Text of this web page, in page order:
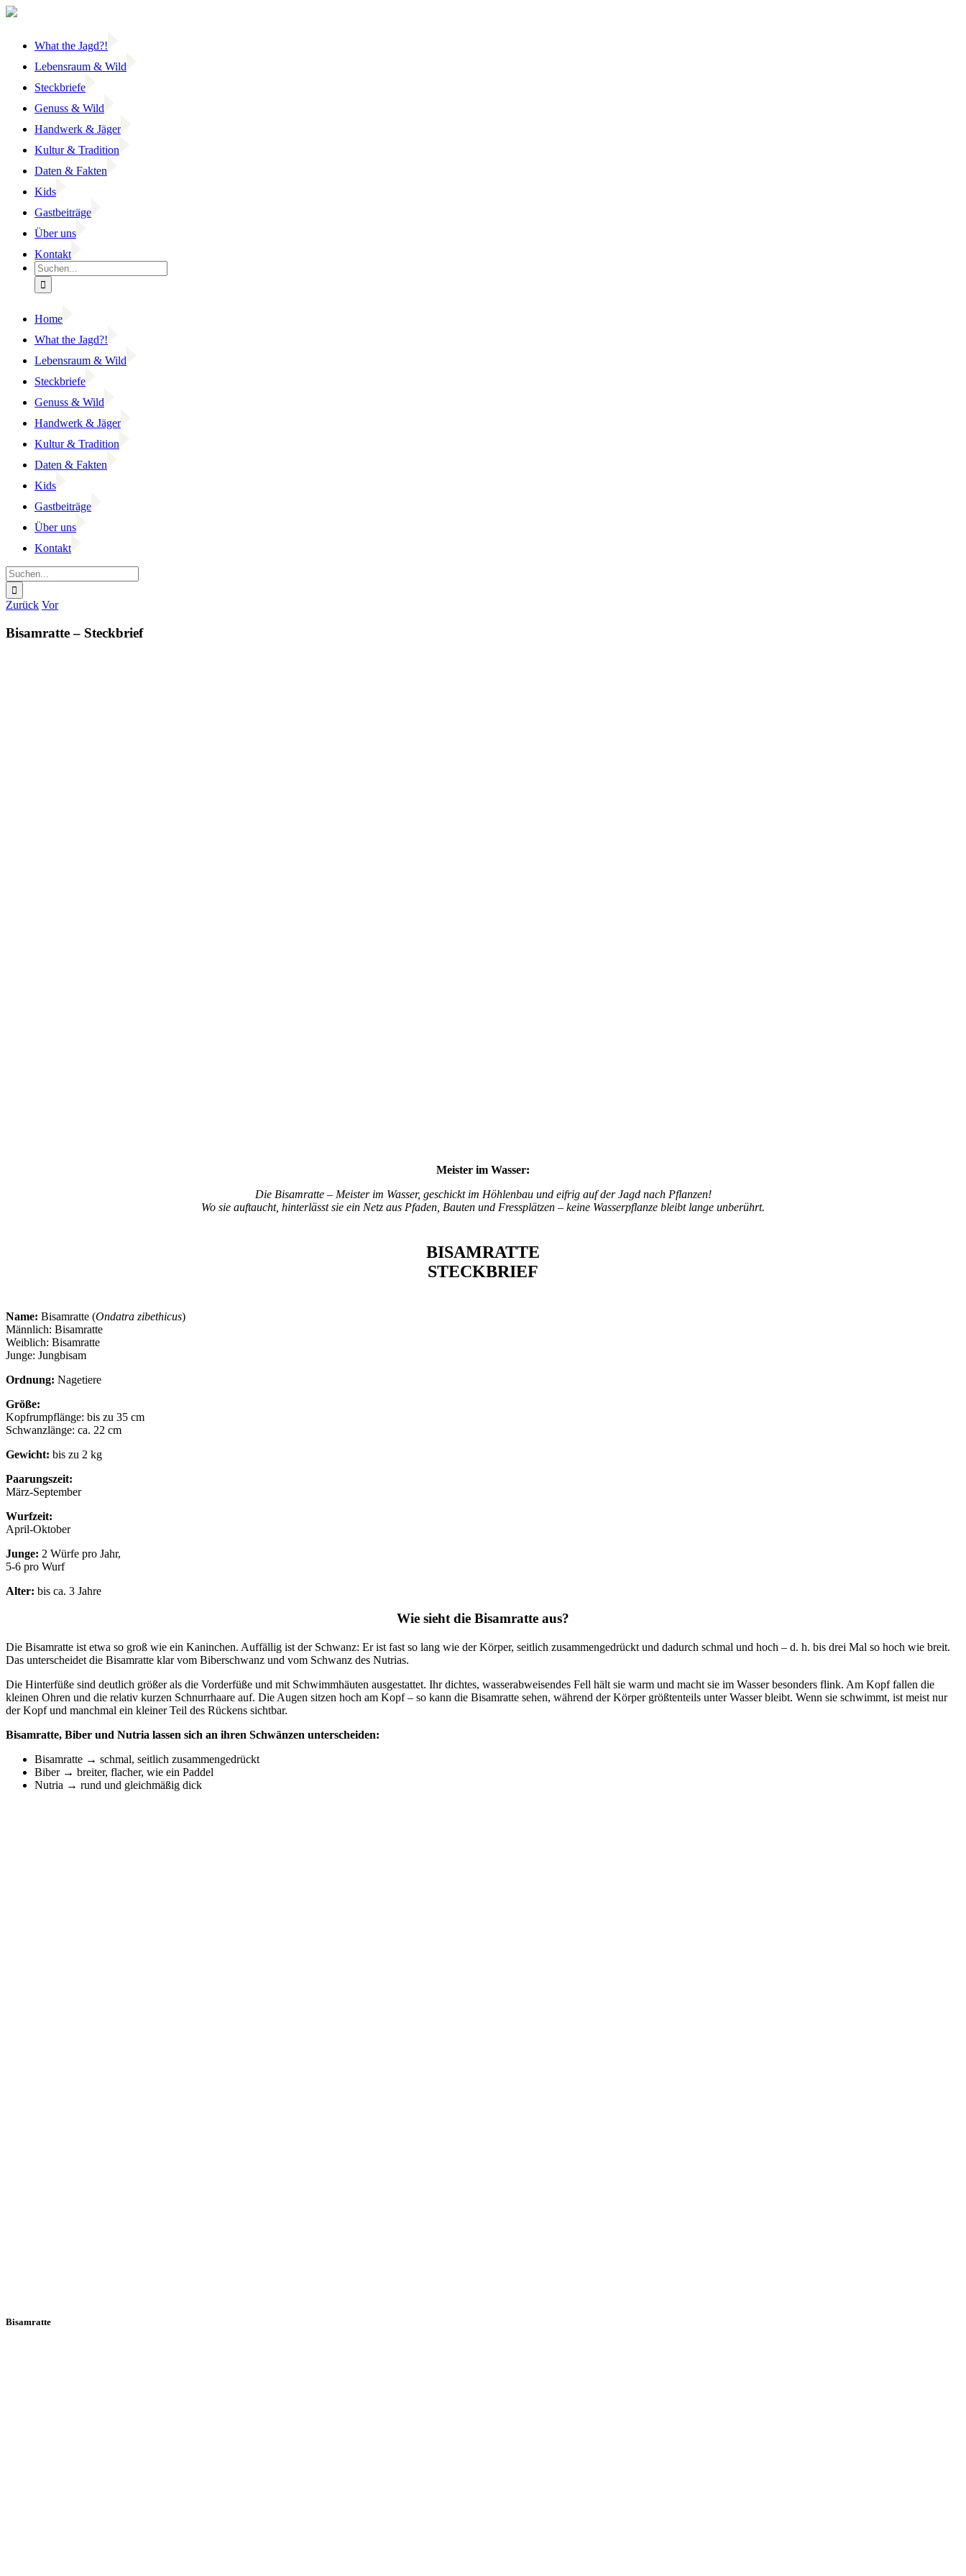
Zum
What the Jagd?!
Lebensraum & Wild
Steckbriefe
Genuss & Wild
Handwerk & Jäger
Kultur & Tradition
Daten & Fakten
Kids
Gastbeiträge
Über uns
Kontakt
Suche
nach:
Home
What the Jagd?!
Lebensraum & Wild
Steckbriefe
Genuss & Wild
Handwerk & Jäger
Kultur & Tradition
Daten & Fakten
Kids
Gastbeiträge
Über uns
Kontakt
Suche
nach:
Facebook
YouTube
Instagram
Zurück Vor
Bisamratte – Steckbrief
Meister im Wasser:
Die Bisamratte – Meister im Wasser, geschickt im Höhlenbau und eifrig auf der Jagd nach Pflanzen!
Wo sie auftaucht, hinterlässt sie ein Netz aus Pfaden, Bauten und Fressplätzen – keine Wasserpflanze bleibt lange unberührt.
BISAMRATTE
STECKBRIEF
Name: Bisamratte (Ondatra zibethicus)
Männlich: Bisamratte
Weiblich: Bisamratte
Junge: Jungbisam
Ordnung: Nagetiere
Größe:
Kopfrumpflänge: bis zu 35 cm
Schwanzlänge: ca. 22 cm
Gewicht: bis zu 2 kg
Paarungszeit:
März-September
Wurfzeit:
April-Oktober
Junge: 2 Würfe pro Jahr,
5-6 pro Wurf
Alter: bis ca. 3 Jahre
Wie sieht die Bisamratte aus?
Die Bisamratte ist etwa so groß wie ein Kaninchen. Auffällig ist der Schwanz: Er ist fast so lang wie der Körper, seitlich zusammengedrückt und dadurch schmal und hoch – d. h. bis drei Mal so hoch wie breit.
Das unterscheidet die Bisamratte klar vom Biberschwanz und vom Schwanz des Nutrias.
Die Hinterfüße sind deutlich größer als die Vorderfüße und mit Schwimmhäuten ausgestattet. Ihr dichtes, wasserabweisendes Fell hält sie warm und macht sie im Wasser besonders flink. Am Kopf fallen die
kleinen Ohren und die relativ kurzen Schnurrhaare auf. Die Augen sitzen hoch am Kopf – so kann die Bisamratte sehen, während der Körper größtenteils unter Wasser bleibt. Wenn sie schwimmt, ist meist nur
der Kopf und manchmal ein kleiner Teil des Rückens sichtbar.
Bisamratte, Biber und Nutria lassen sich an ihren Schwänzen unterscheiden:
Bisamratte → schmal, seitlich zusammengedrückt
Biber → breiter, flacher, wie ein Paddel
Nutria → rund und gleichmäßig dick
Bisamratte